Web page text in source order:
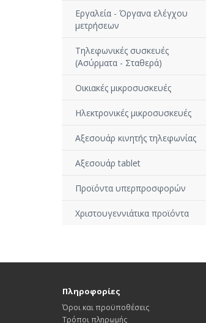
Εργαλεία - Όργανα ελέγχου
μετρήσεων
Τηλεφωνικές συσκευές
(Ασύρματα - Σταθερά)
Οικιακές μικροσυσκευές
Ηλεκτρονικές μικροσυσκευές
Αξεσουάρ κινητής τηλεφωνίας
Αξεσουάρ tablet
Προϊόντα υπερπροσφορών
Χριστουγεννιάτικα προϊόντα
Πληροφορίες
Όροι και προϋποθέσεις
Τρόποι πληρωμής